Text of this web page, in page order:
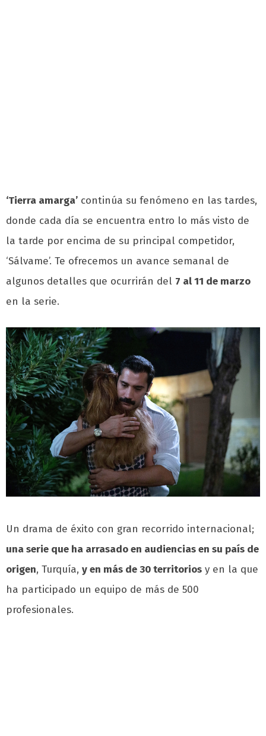
‘Tierra amarga’ continúa su fenómeno en las tardes,
donde cada día se encuentra entro lo más visto de
la tarde por encima de su principal competidor,
‘Sálvame’. Te ofrecemos un avance semanal de
algunos detalles que ocurrirán del 7 al 11 de marzo
en la serie.
Un drama de éxito con gran recorrido internacional;
una serie que ha arrasado en audiencias en su país de
origen, Turquía, y en más de 30 territorios y en la que
ha participado un equipo de más de 500
profesionales.